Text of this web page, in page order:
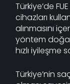
Türkiye’de
cihazları
alınmasını
yöntem doğal
hızlı iyileşme
Türkiye’nin